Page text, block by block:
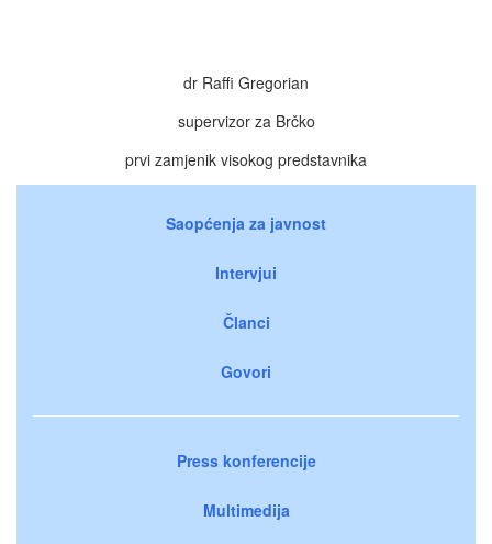
dr Raffi Gregorian
supervizor za Brčko
prvi zamjenik visokog predstavnika
Saopćenja za javnost
Intervjui
Članci
Govori
Press konferencije
Multimedija